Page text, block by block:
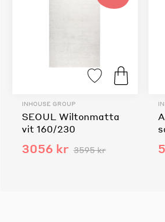
INHOUSE GROUP
SEOUL Wiltonmatta
vit 160/230
3056 kr 3595 kr